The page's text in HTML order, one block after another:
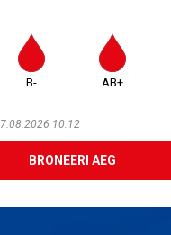
B- AB+
10:12
BRONEERI AEG